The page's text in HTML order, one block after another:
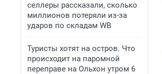
селлеры рассказали, сколько
миллионов потеряли из-за
ударов по складам WB
Туристы хотят на остров. Что
происходит на паромной
переправе на Ольхон утром 6